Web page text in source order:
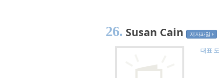
26. Susan Cain 저자파일
대표